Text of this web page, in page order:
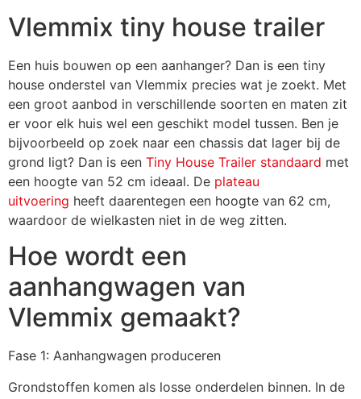
Vlemmix tiny house trailer
Een huis bouwen op een aanhanger? Dan is een tiny
house onderstel van Vlemmix precies wat je zoekt. Met
een groot aanbod in verschillende soorten en maten zit
er voor elk huis wel een geschikt model tussen. Ben je
bijvoorbeeld op zoek naar een chassis dat lager bij de
grond ligt? Dan is een Tiny House Trailer standaard met
een hoogte van 52 cm ideaal. De plateau
uitvoering heeft daarentegen een hoogte van 62 cm,
waardoor de wielkasten niet in de weg zitten.
Hoe wordt een
aanhangwagen van
Vlemmix gemaakt?
Fase 1: Aanhangwagen produceren
Grondstoffen komen als losse onderdelen binnen. In de